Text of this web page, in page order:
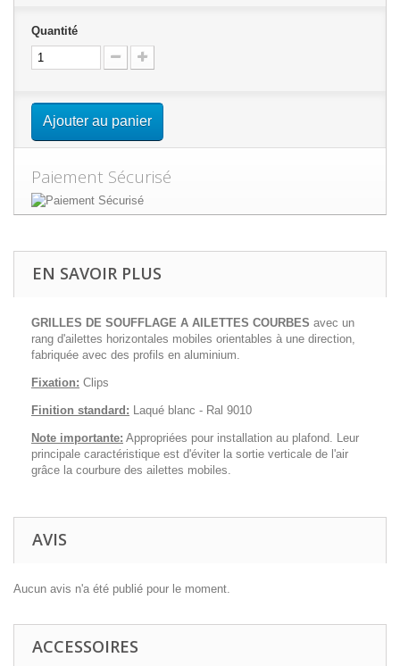
Quantité
Ajouter au panier
Paiement Sécurisé
EN SAVOIR PLUS
GRILLES DE SOUFFLAGE A AILETTES COURBES avec un
rang d'ailettes horizontales mobiles orientables à une direction,
fabriquée avec des profils en aluminium.
Fixation: Clips
Finition standard: Laqué blanc - Ral 9010
Note importante: Appropriées pour installation au plafond. Leur
principale caractéristique est d'éviter la sortie verticale de l'air
grâce la courbure des ailettes mobiles.
AVIS
Aucun avis n'a été publié pour le moment.
ACCESSOIRES